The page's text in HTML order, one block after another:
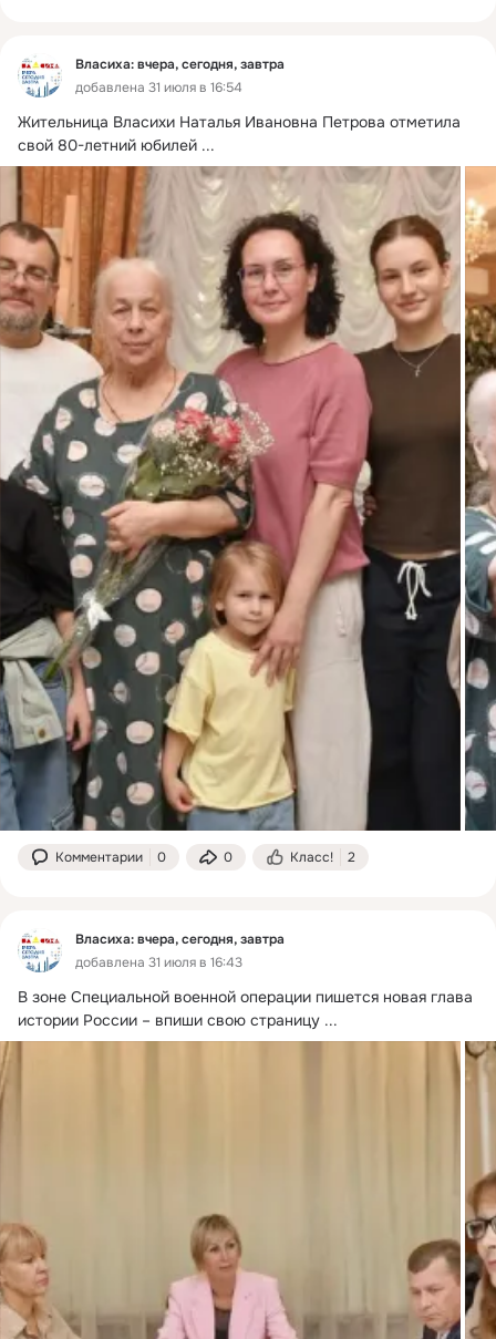
Власиха: вчера, сегодня, завтра
добавлена 31 июля в 16:54
Жительница Власихи Наталья Ивановна Петрова отметила
свой 80-летний юбилей ...
Комментарии 0 0 Класс! 2
Власиха: вчера, сегодня, завтра
добавлена 31 июля в 16:43
В зоне Специальной военной операции пишется новая глава
истории России – впиши свою страницу ...